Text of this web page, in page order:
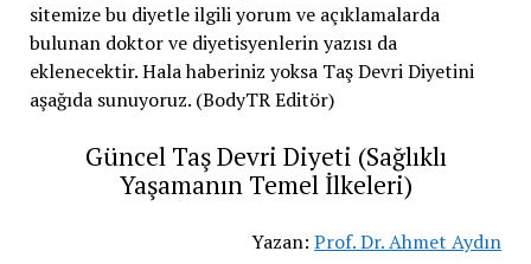
sitemize bu diyetle ilgili yorum ve açıklamalarda
bulunan doktor ve diyetisyenlerin yazısı da
eklenecektir. Hala haberiniz yoksa Taş Devri Diyetini
aşağıda sunuyoruz. (BodyTR Editör)
Güncel Taş Devri Diyeti (Sağlıklı
Yaşamanın Temel İlkeleri)
Yazan:Prof. Dr. Ahmet Aydın